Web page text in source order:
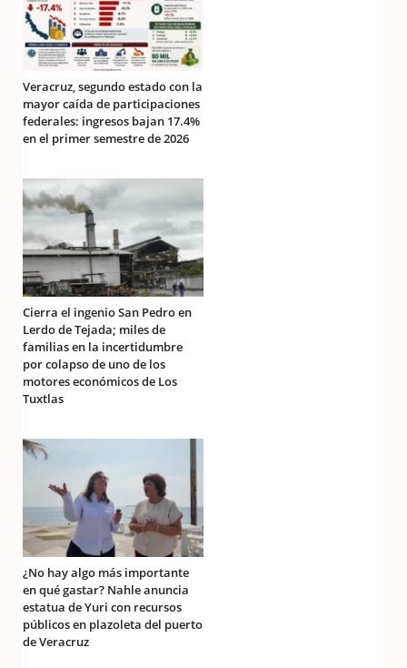
Veracruz, segundo estado con la
mayor caída de participaciones
federales: ingresos bajan 17.4%
en el primer semestre de 2026
Cierra el ingenio San Pedro en
Lerdo de Tejada; miles de
familias en la incertidumbre
por colapso de uno de los
motores económicos de Los
Tuxtlas
¿No hay algo más importante
en qué gastar? Nahle anuncia
estatua de Yuri con recursos
públicos en plazoleta del puerto
de Veracruz